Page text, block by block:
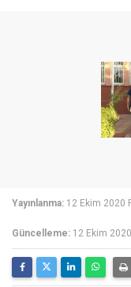
Yayınlanma: 12 Ekim 2020
Güncelleme: 12 Ekim